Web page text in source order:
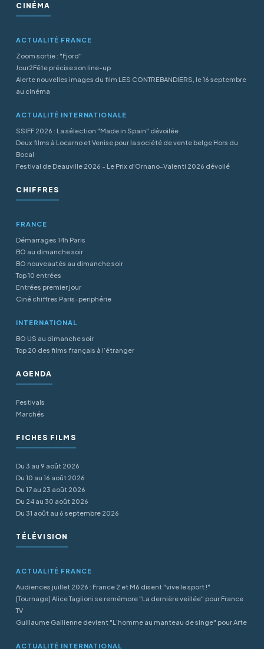
CINÉMA
ACTUALITÉ FRANCE
Zoom sortie : "Fjord"
Jour2Fête précise son line-up
Alerte nouvelles images du film LES CONTREBANDIERS, le 16 septembre
au cinéma
ACTUALITÉ INTERNATIONALE
SSIFF 2026 : La sélection "Made in Spain" dévoilée
Deux films à Locarno et Venise pour la société de vente belge Hors du
Bocal
Festival de Deauville 2026 - Le Prix d'Ornano-Valenti 2026 dévoilé
CHIFFRES
FRANCE
Démarrages 14h Paris
BO au dimanche soir
BO nouveautés au dimanche soir
Top 10 entrées
Entrées premier jour
Ciné chiffres Paris-periphérie
INTERNATIONAL
BO US au dimanche soir
Top 20 des films français à l’étranger
AGENDA
Festivals
Marchés
FICHES FILMS
Du 3 au 9 août 2026
Du 10 au 16 août 2026
Du 17 au 23 août 2026
Du 24 au 30 août 2026
Du 31 août au 6 septembre 2026
TÉLÉVISION
ACTUALITÉ FRANCE
Audiences juillet 2026 : France 2 et M6 disent "vive le sport !"
[Tournage] Alice Taglioni se remémore "La dernière veillée" pour France
TV
Guillaume Gallienne devient "L’homme au manteau de singe" pour Arte
ACTUALITÉ INTERNATIONAL